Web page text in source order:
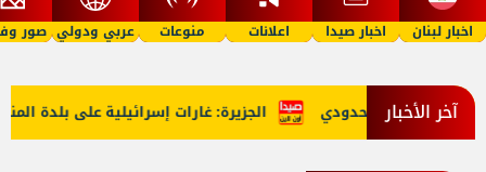
اخبار لبنان اخبار صيدا اعلانات منوعات عربي ودولي صور
آخر الأخبار الجزيرة: غارات إسرائيلية على بلدة